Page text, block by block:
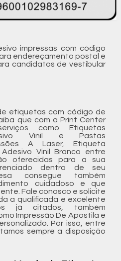
impressas com código
endereçamento postal e
candidatos de vestibular
etiquetas com código de
que com a Print Center
como Etiquetas
Vinil e Pastas
A Laser, Etiqueta
Vinil Branco entre
oferecidas para a sua
dentro de seu
consegue também
cuidadoso e que
Fale conosco e solicite
a qualificada e excelente
já citados, também
Impressão De Apostila e
Por isso, entre
sempre a disposição